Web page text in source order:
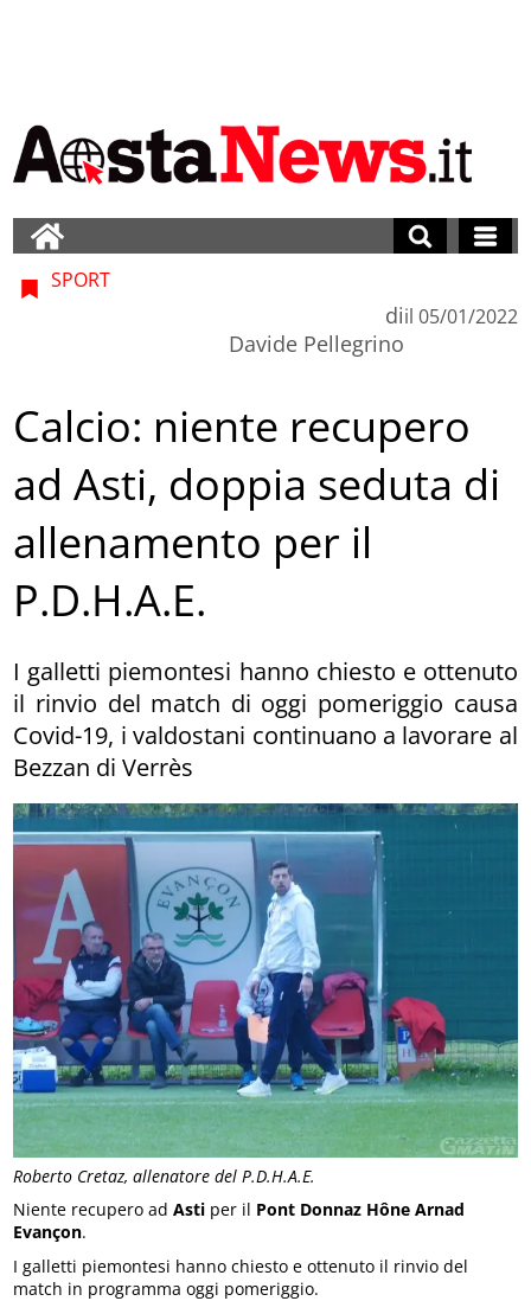
Roberto Cretaz, allenatore del P.D.H.A.E.
SPORT
di
Davide Pellegrino
il 05/01/2022
Calcio: niente recupero
ad Asti, doppia seduta di
allenamento per il
P.D.H.A.E.
I galletti piemontesi hanno chiesto e ottenuto
il rinvio del match di oggi pomeriggio causa
Covid-19, i valdostani continuano a lavorare al
Bezzan di Verrès
Niente recupero adAsti per il Pont Donnaz Hône Arnad
Evançon.
I galletti piemontesi hanno chiesto e ottenuto il rinvio del
match in programma oggi pomeriggio.